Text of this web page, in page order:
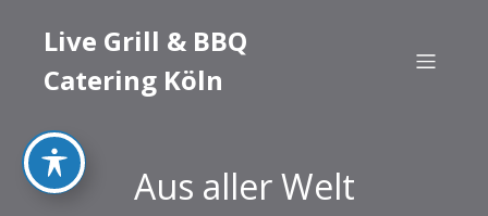
Live Grill & BBQ
Catering Köln
Aus aller Welt